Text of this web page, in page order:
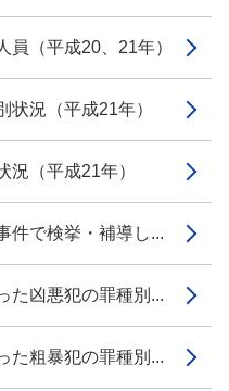
（平成20、21年）
況（平成21年）
（平成21年）
件で検挙・補導し...
た凶悪犯の罪種別...
た粗暴犯の罪種別...